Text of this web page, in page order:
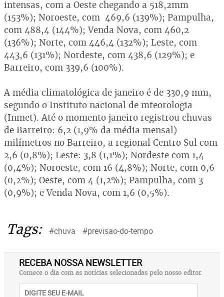
intensas, com a Oeste chegando a 518,2mm
(153%); Noroeste, com 469,6 (139%); Pampulha,
com 488,4 (144%); Venda Nova, com 460,2
(136%); Norte, com 446,4 (132%); Leste, com
443,6 (131%); Nordeste, com 438,6 (129%); e
Barreiro, com 339,6 (100%).
A média climatológica de janeiro é de 330,9 mm,
segundo o Instituto nacional de mteorologia
(Inmet). Até o momento janeiro registrou chuvas
de Barreiro: 6,2 (1,9% da média mensal)
milímetros no Barreiro, a regional Centro Sul com
2,6 (0,8%); Leste: 3,8 (1,1%); Nordeste com 1,4
(0,4%); Noroeste, com 16 (4,8%); Norte, com 0,6
(0,2%); Oeste, com 4 (1,2%); Pampulha, com 3
(0,9%); e Venda Nova, com 1,6 (0,5%).
Tags: #chuva #previsao-do-tempo
RECEBA NOSSA NEWSLETTER
Comece o dia com as notícias selecionadas pelo nosso editor